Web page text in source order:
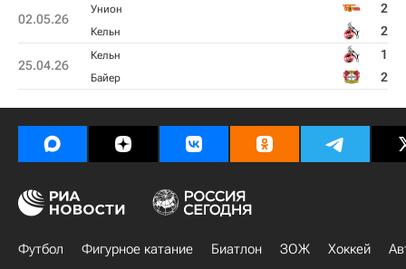
02.05.26
Унион 2
Кельн 2
25.04.26
Кельн 1
Байер 2
Футбол Фигурное катание Биатлон ЗОЖ Хоккей